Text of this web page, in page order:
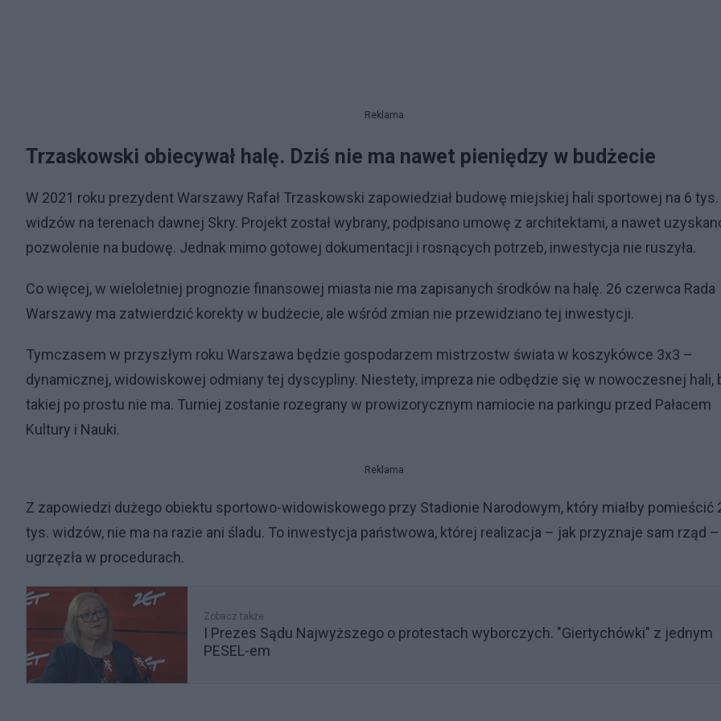
Reklama
Trzaskowski obiecywał halę. Dziś nie ma nawet pieniędzy w budżecie
W 2021 roku prezydent Warszawy Rafał Trzaskowski zapowiedział budowę miejskiej hali sportowej na 6 tys.
widzów na terenach dawnej Skry. Projekt został wybrany, podpisano umowę z architektami, a nawet
pozwolenie na budowę. Jednak mimo gotowej dokumentacji i rosnących potrzeb, inwestycja nie ruszyła.
Co więcej, w wieloletniej prognozie finansowej miasta nie ma zapisanych środków na halę. 26 czerwca Rada
Warszawy ma zatwierdzić korekty w budżecie, ale wśród zmian nie przewidziano tej inwestycji.
Tymczasem w przyszłym roku Warszawa będzie gospodarzem mistrzostw świata w koszykówce 3x3 –
dynamicznej, widowiskowej odmiany tej dyscypliny. Niestety, impreza nie odbędzie się w nowoczesnej hali,
takiej po prostu nie ma. Turniej zostanie rozegrany w prowizorycznym namiocie na parkingu przed Pałacem
Kultury i Nauki.
Reklama
Z zapowiedzi dużego obiektu sportowo-widowiskowego przy Stadionie Narodowym, który miałby pomieścić
tys. widzów, nie ma na razie ani śladu. To inwestycja państwowa, której realizacja – jak przyznaje sam rząd –
ugrzęzła w procedurach.
Zobacz także
I Prezes Sądu Najwyższego o protestach wyborczych. "Giertychówki" z jednym
PESEL-em